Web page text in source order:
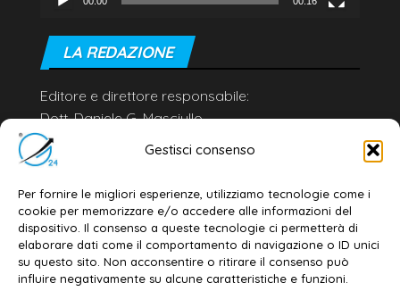
Gestisci consenso
Per fornire le migliori esperienze, utilizziamo tecnologie come i
cookie per memorizzare e/o accedere alle informazioni del
dispositivo. Il consenso a queste tecnologie ci permetterà di
elaborare dati come il comportamento di navigazione o ID unici
su questo sito. Non acconsentire o ritirare il consenso può
influire negativamente su alcune caratteristiche e funzioni.
LA REDAZIONE
Editore e direttore responsabile:
Dott. Daniele G. Masciullo
Email:
redazione@galatina24.it
Privacy policy–Cookie policy
© 2020-2026 | Galatina24 ®